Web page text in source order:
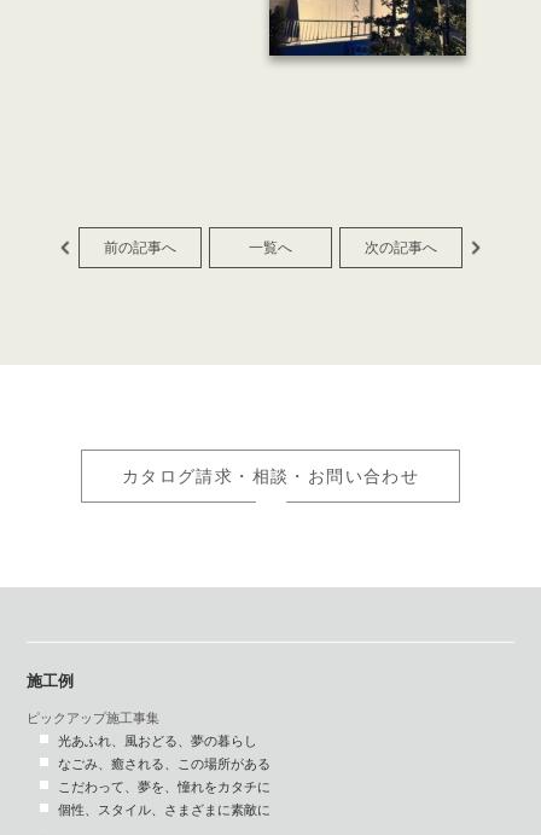
前の記事へ 一覧へ 次の記事へ
カタログ請求・相談・お問い合わせ
施工例
ピックアップ施工事集
光あふれ、風おどる、夢の暮らし
なごみ、癒される、この場所がある
こだわって、夢を、憧れをカタチに
個性、スタイル、さまざまに素敵に